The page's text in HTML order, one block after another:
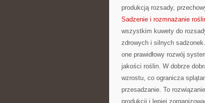
produkcją rozsady,
Sadzenie i rozmnażanie
wszystkim kuwety do
zdrowych i silnych
one prawidłowy rozwój
jakości roślin. W dobrze
wzrostu, co ogranicza
przesadzanie. To
produkcji i lepiej